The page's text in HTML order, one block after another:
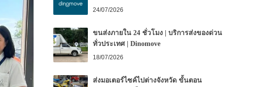
24/07/2026
ขนส่งภายใน 24 ชั่วโมง | บริการส่งของด่วน
ทั่วประเทศ | Dinomove
18/07/2026
ส่งมอเตอร์ไซค์ไปต่างจังหวัด ขั้นตอน